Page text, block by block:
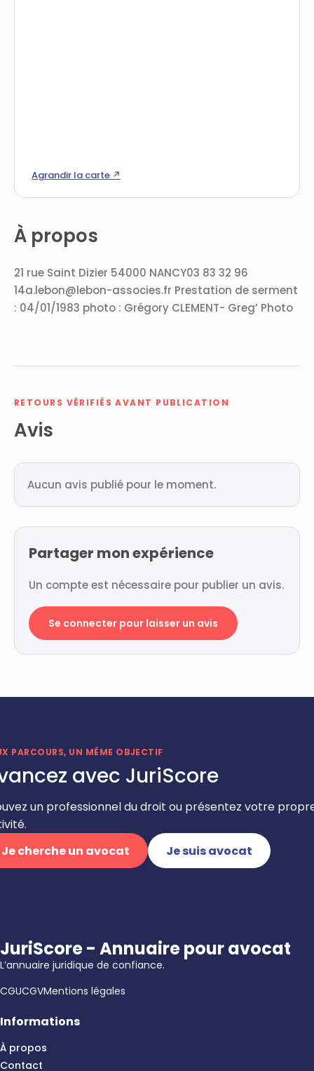
À propos
21 rue Saint Dizier 54000 NANCY03 83 32 96
14a.lebon@lebon-associes.fr Prestation de serment
: 04/01/1983 photo : Grégory CLEMENT- Greg’ Photo
RETOURS VÉRIFIÉS AVANT PUBLICATION
Avis
Aucun avis publié pour le moment.
Partager mon expérience
Un compte est nécessaire pour publier un avis.
Se connecter pour laisser un avis
Agrandir la carte ↗
PARCOURS, UN MÊME OBJECTIF
avec JuriScore
un professionnel du droit ou présentez votre
Je cherche un avocat
Je suis avocat
JuriScore - Annuaire pour avocat
L’annuaire juridique de confiance.
CGUCGVMentions légales
Informations
À propos
Contact